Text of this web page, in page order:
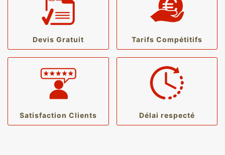
Devis Gratuit Tarifs Compétitifs
Satisfaction Clients Délai respecté